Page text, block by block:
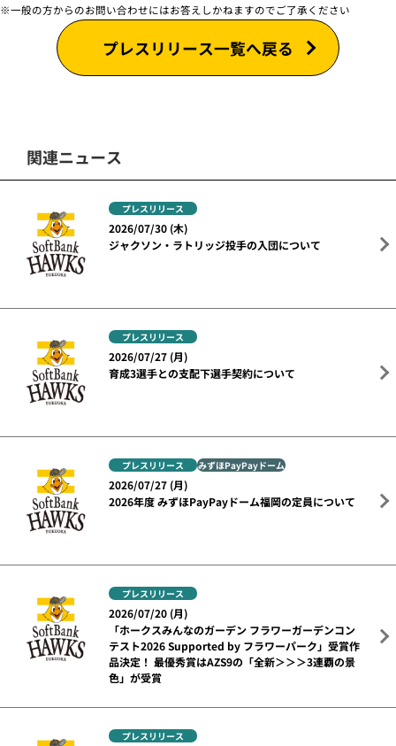
※一般の方からのお問い合わせにはお答えしかねますのでご了承ください
プレスリリース一覧へ戻る
関連ニュース
プレスリリース
2026/07/30 (木)
ジャクソン・ラトリッジ投手の入団について
プレスリリース
2026/07/27 (月)
育成3選手との支配下選手契約について
プレスリリース みずほPayPayドーム
2026/07/27 (月)
2026年度 みずほPayPayドーム福岡の定員について
プレスリリース
2026/07/20 (月)
「ホークスみんなのガーデン フラワーガーデンコン
テスト2026 Supported by フラワーパーク」受賞作
品決定！ 最優秀賞はAZS9の「全新＞＞＞3連覇の景
色」が受賞
プレスリリース